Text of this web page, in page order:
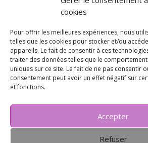
cookies
Pour offrir les meilleures expériences, nous
telles que les cookies pour stocker et/ou
appareils. Le fait de consentir à ces
traiter des données telles que le
uniques sur ce site. Le fait de ne pas consentir
consentement peut avoir un effet négatif sur
et fonctions.
Accepter
Refuser
Vous pouvez recevoir les
vous abonnant à notre